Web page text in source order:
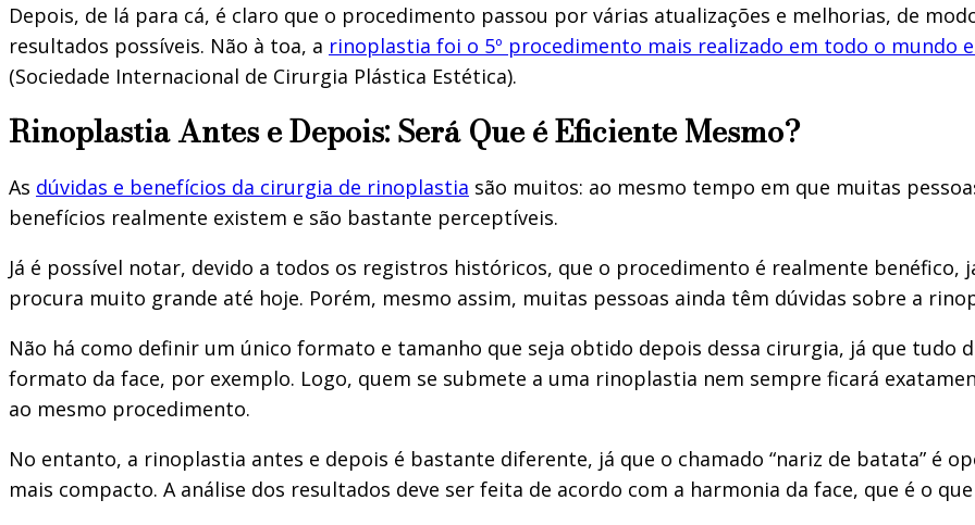
Depois, de lá para cá, é claro que o procedimento passou por várias atualizações e melhorias, de
resultados possíveis. Não à toa, a rinoplastia foi o 5º procedimento mais realizado em todo o mundo
(Sociedade Internacional de Cirurgia Plástica Estética).
Rinoplastia Antes e Depois: Será Que é Eficiente Mesmo?
As dúvidas e benefícios da cirurgia de rinoplastia são muitos: ao mesmo tempo em que muitas
benefícios realmente existem e são bastante perceptíveis.
Já é possível notar, devido a todos os registros históricos, que o procedimento é realmente benéfico,
procura muito grande até hoje. Porém, mesmo assim, muitas pessoas ainda têm dúvidas sobre a
Não há como definir um único formato e tamanho que seja obtido depois dessa cirurgia, já que tudo
formato da face, por exemplo. Logo, quem se submete a uma rinoplastia nem sempre ficará
ao mesmo procedimento.
No entanto, a rinoplastia antes e depois é bastante diferente, já que o chamado “nariz de batata” é
mais compacto. A análise dos resultados deve ser feita de acordo com a harmonia da face, que é o